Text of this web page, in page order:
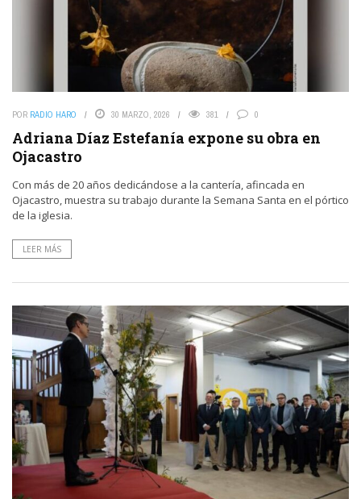
POR RADIO HARO 30 MARZO, 2026 381 0
Adriana Díaz Estefanía expone su obra en
Ojacastro
Con más de 20 años dedicándose a la cantería, afincada en
Ojacastro, muestra su trabajo durante la Semana Santa en el pórtico
de la iglesia.
LEER MÁS